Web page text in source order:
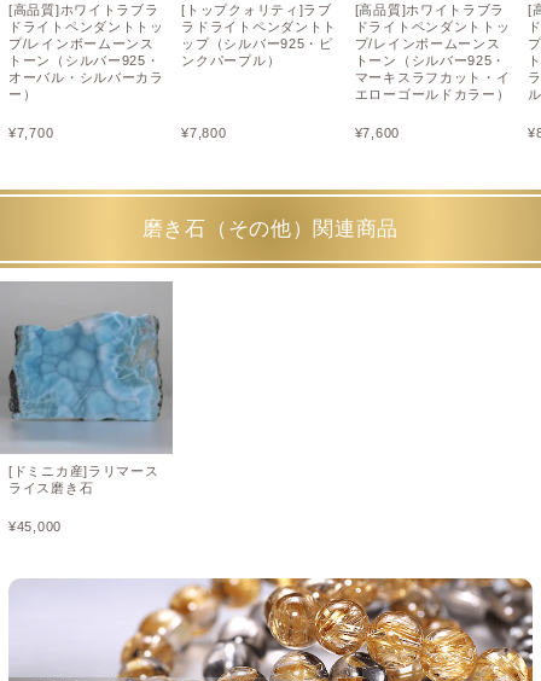
[高品質]ホワイトラブラ
ドライトペンダントトッ
プ/レインボームーンス
トーン（シルバー925・
オーバル・シルバーカラ
ー）
¥7,700
[トップクォリティ]ラブ
ラドライトペンダントト
ップ（シルバー925・ピ
ンクパープル）
¥7,800
[高品質]ホワイトラブラ
ドライトペンダントトッ
プ/レインボームーンス
トーン（シルバー925・
マーキスラフカット・イ
エローゴールドカラー）
¥7,600
[
¥
磨き石（その他）関連商品
[ドミニカ産]ラリマース
ライス磨き石
¥45,000